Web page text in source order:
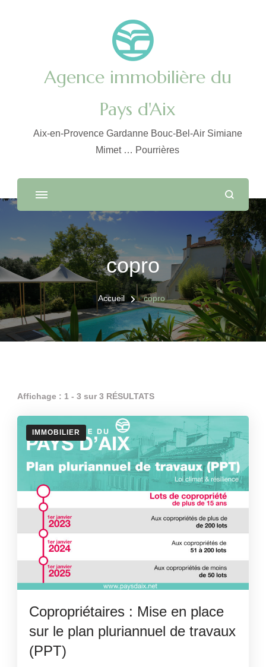
Agence immobilière du
Pays d'Aix
Aix-en-Provence Gardanne Bouc-Bel-Air Simiane
Mimet … Pourrières
copro
Accueil copro
Affichage : 1 - 3 sur 3 RÉSULTATS
IMMOBILIER
Copropriétaires : Mise en place
sur le plan pluriannuel de travaux
(PPT)